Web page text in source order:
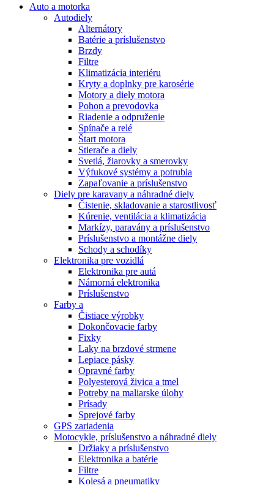
Auto a motorka
Autodiely
Alternátory
Batérie a príslušenstvo
Brzdy
Filtre
Klimatizácia interiéru
Kryty a doplnky pre karosérie
Motory a diely motora
Pohon a prevodovka
Riadenie a odpruženie
Spínače a relé
Štart motora
Stierače a diely
Svetlá, žiarovky a smerovky
Výfukové systémy a potrubia
Zapaľovanie a príslušenstvo
Diely pre karavany a náhradné diely
Čistenie, skladovanie a starostlivosť
Kúrenie, ventilácia a klimatizácia
Markízy, paravány a príslušenstvo
Príslušenstvo a montážne diely
Schody a schodíky
Elektronika pre vozidlá
Elektronika pre autá
Námorná elektronika
Príslušenstvo
Farby a
Čistiace výrobky
Dokončovacie farby
Fixky
Laky na brzdové strmene
Lepiace pásky
Opravné farby
Polyesterová živica a tmel
Potreby na maliarske úlohy
Prísady
Sprejové farby
GPS zariadenia
Motocykle, príslušenstvo a náhradné diely
Držiaky a príslušenstvo
Elektronika a batérie
Filtre
Kolesá a pneumatiky